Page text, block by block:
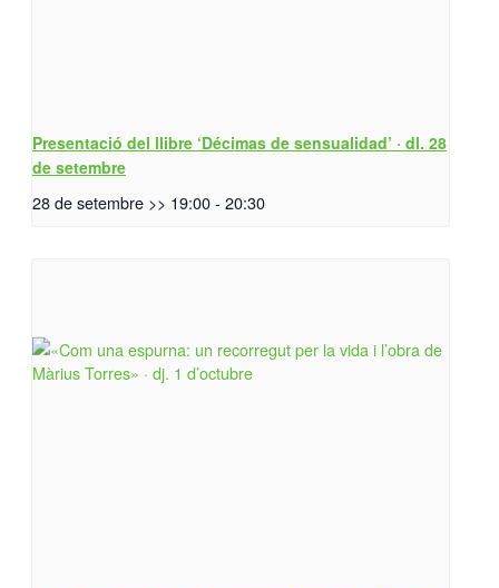
Presentació del llibre ‘Décimas de sensualidad’ · dl. 28
de setembre
28 de setembre >> 19:00- 20:30